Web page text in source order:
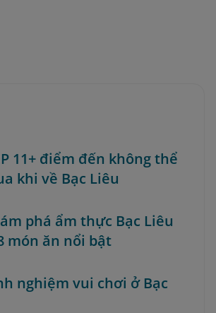
11+ điểm đến không thể
khi về Bạc Liêu
phá ẩm thực Bạc Liêu
món ăn nổi bật
nghiệm vui chơi ở Bạc